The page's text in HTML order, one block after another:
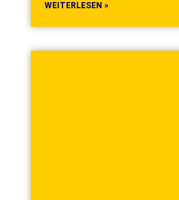
WEITERLESEN »